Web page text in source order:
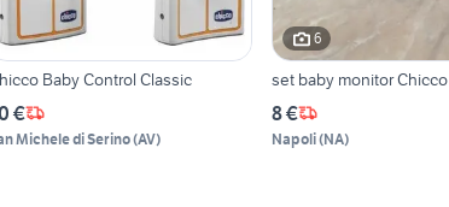
Baby Control Classic
€
Michele di Serino(AV)
6
set baby monitor Chicco
8 €
Napoli(NA)